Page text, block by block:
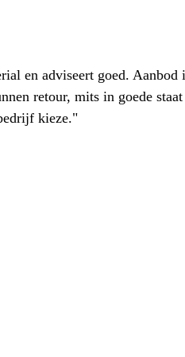
en adviseert goed.
retour, mits in goede
kieze."